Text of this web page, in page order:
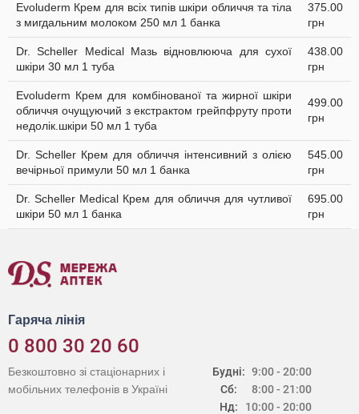
Evoluderm Крем для всіх типів шкіри обличчя та тіла
з мигдальним молоком 250 мл 1 банка
375.00
грн
Dr. Scheller Medical Мазь відновлююча для сухої
шкіри 30 мл 1 туба
438.00
грн
Evoluderm Крем для комбінованої та жирної шкіри
обличчя очущуючий з екстрактом грейпфруту проти
недолік.шкіри 50 мл 1 туба
499.00
грн
Dr. Scheller Крем для обличчя інтенсивний з олією
вечірньої примули 50 мл 1 банка
545.00
грн
Dr. Scheller Medical Крем для обличчя для чутливої
шкіри 50 мл 1 банка
695.00
грн
Гаряча лінія
0 800 30 20 60
Будні:
Сб:
Нд:
9:00 - 20:00
8:00 - 21:00
10:00 - 20:00
Безкоштовно зі стаціонарних і
мобільних телефонів в Україні